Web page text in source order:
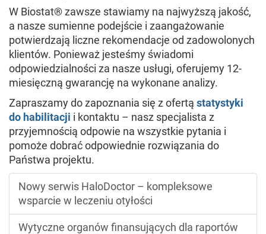
W Biostat® zawsze stawiamy na najwyższą jakość,
a nasze sumienne podejście i zaangażowanie
potwierdzają liczne rekomendacje od zadowolonych
klientów. Ponieważ jesteśmy świadomi
odpowiedzialności za nasze usługi, oferujemy 12-
miesięczną gwarancję na wykonane analizy.
Zapraszamy do zapoznania się z ofertą statystyki
do habilitacji i kontaktu – nasz specjalista z
przyjemnością odpowie na wszystkie pytania i
pomoże dobrać odpowiednie rozwiązania do
Państwa projektu.
Nowy serwis HaloDoctor – kompleksowe
wsparcie w leczeniu otyłości
Wytyczne organów finansujących dla raportów